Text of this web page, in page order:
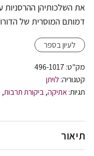
את השלכותיהן ההרסניות
דמותם המוסרית של
לעיון בספר
מק"ט: 496-1017
קטגוריה:לויתן
תגיות:אתיקה,ביקורת תרבות,
תיאור